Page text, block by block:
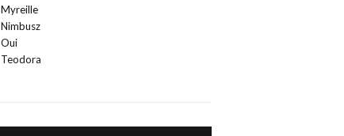
Myreille
Nimbusz
Oui
Teodora